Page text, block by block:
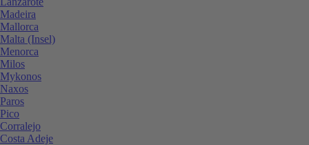
Madeira
Mallorca
Malta (Insel)
Menorca
Milos
Mykonos
Naxos
Paros
Pico
Corralejo
Costa Adeje